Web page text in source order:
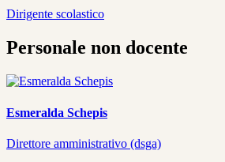
Dirigente scolastico
Personale non docente
Esmeralda Schepis
Direttore amministrativo (dsga)